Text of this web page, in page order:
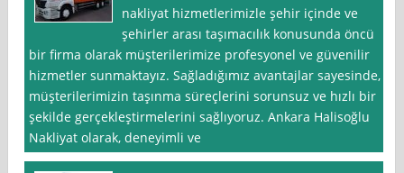
nakliyat hizmetlerimizle şehir içinde ve
şehirler arası taşımacılık konusunda öncü
bir firma olarak müşterilerimize profesyonel ve güvenilir
hizmetler sunmaktayız. Sağladığımız avantajlar sayesinde,
müşterilerimizin taşınma süreçlerini sorunsuz ve hızlı bir
şekilde gerçekleştirmelerini sağlıyoruz. Ankara Halisoğlu
Nakliyat olarak, deneyimli ve